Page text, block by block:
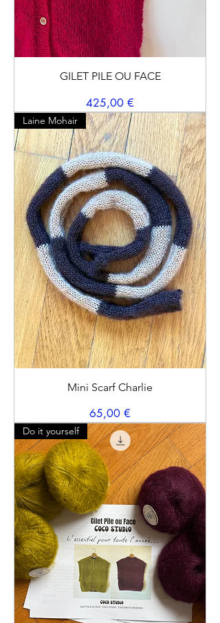
GILET PILE OU FACE
Prix
425,00 €
Laine Mohair
Mini Scarf Charlie
Prix
65,00 €
Do it yourself